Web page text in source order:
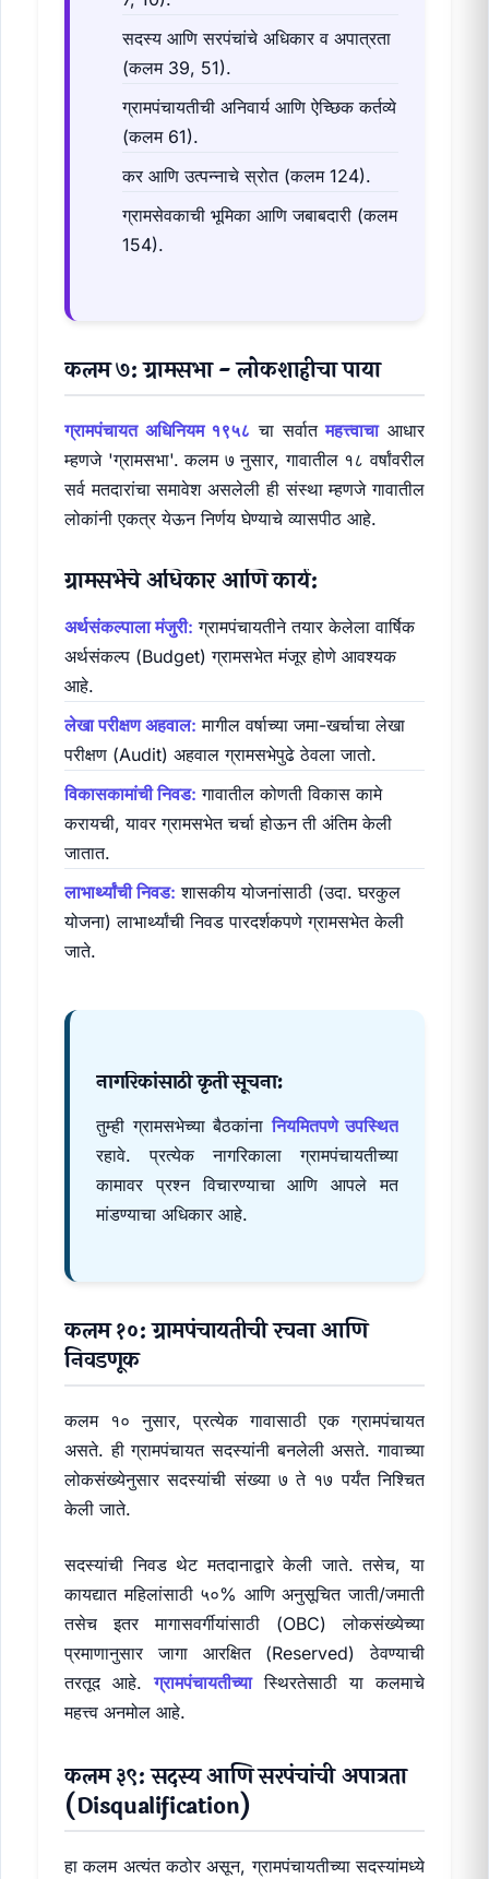
सदस्य आणि सरपंचांचे अधिकार व अपात्रता
(कलम 39, 51).
ग्रामपंचायतीची अनिवार्य आणि ऐच्छिक कर्तव्ये
(कलम 61).
कर आणि उत्पन्नाचे स्रोत (कलम 124).
ग्रामसेवकाची भूमिका आणि जबाबदारी (कलम
154).
कलम ७: ग्रामसभा - लोकशाहीचा पाया
ग्रामपंचायत अधिनियम १९५८ चा सर्वातमहत्त्वाचाआधार
म्हणजे 'ग्रामसभा'. कलम ७ नुसार, गावातील १८ वर्षांवरील
सर्व मतदारांचा समावेश असलेली ही संस्था म्हणजे गावातील
लोकांनी एकत्र येऊन निर्णय घेण्याचे व्यासपीठ आहे.
ग्रामसभेचे अधिकार आणि कार्य:
अर्थसंकल्पाला मंजुरी: ग्रामपंचायतीने तयार केलेला वार्षिक
अर्थसंकल्प (Budget) ग्रामसभेत मंजूर होणे आवश्यक
आहे.
लेखा परीक्षण अहवाल: मागील वर्षाच्या जमा-खर्चाचा लेखा
परीक्षण (Audit) अहवाल ग्रामसभेपुढे ठेवला जातो.
विकासकामांची निवड: गावातील कोणती विकास कामे
करायची, यावर ग्रामसभेत चर्चा होऊन ती अंतिम केली
जातात.
लाभार्थ्यांची निवड: शासकीय योजनांसाठी (उदा. घरकुल
योजना) लाभार्थ्यांची निवड पारदर्शकपणे ग्रामसभेत केली
जाते.
नागरिकांसाठी कृती सूचना:
तुम्ही ग्रामसभेच्या बैठकांनानियमितपणे उपस्थित
रहावे. प्रत्येक नागरिकाला ग्रामपंचायतीच्या
कामावर प्रश्न विचारण्याचा आणि आपले मत
मांडण्याचा अधिकार आहे.
कलम १०: ग्रामपंचायतीची रचना आणि
निवडणूक
कलम १० नुसार, प्रत्येक गावासाठी एक ग्रामपंचायत
असते. ही ग्रामपंचायत सदस्यांनी बनलेली असते. गावाच्या
लोकसंख्येनुसार सदस्यांची संख्या ७ ते १७ पर्यंत निश्चित
केली जाते.
सदस्यांची निवड थेट मतदानाद्वारे केली जाते. तसेच, या
कायद्यात महिलांसाठी ५०% आणि अनुसूचित जाती/जमाती
तसेच इतर मागासवर्गीयांसाठी (OBC) लोकसंख्येच्या
प्रमाणानुसार जागा आरक्षित (Reserved) ठेवण्याची
तरतूद आहे.ग्रामपंचायतीच्यास्थिरतेसाठी या कलमाचे
महत्त्व अनमोल आहे.
कलम ३९: सदस्य आणि सरपंचांची अपात्रता
(Disqualification)
हा कलम अत्यंत कठोर असून, ग्रामपंचायतीच्या सदस्यांमध्ये